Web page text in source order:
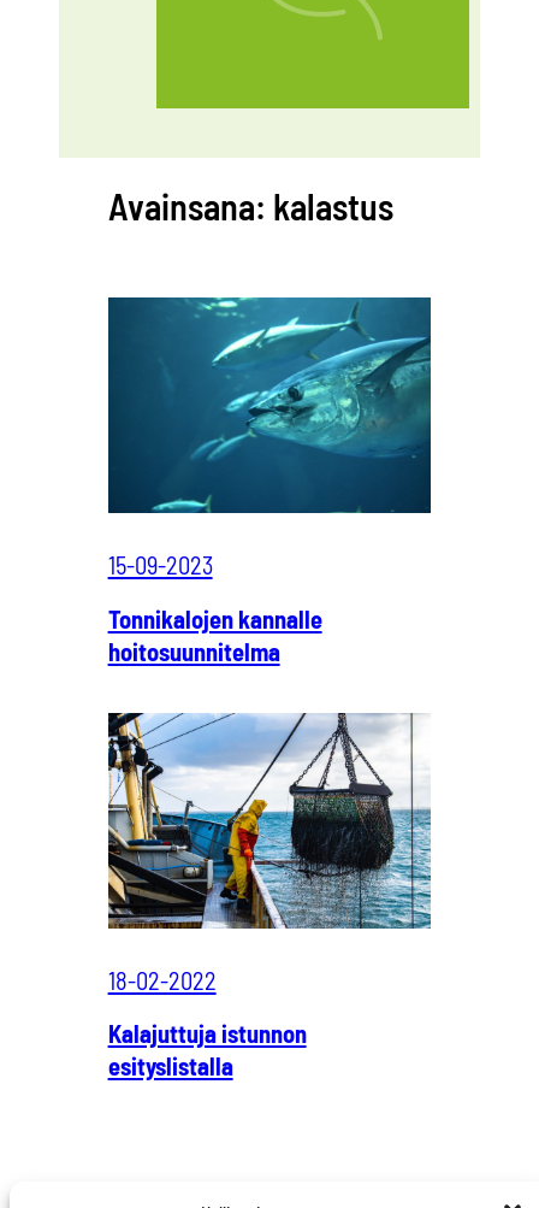
Avainsana: kalastus
15-09-2023
Tonnikalojen kannalle
hoitosuunnitelma
18-02-2022
Kalajuttuja istunnon
esityslistalla